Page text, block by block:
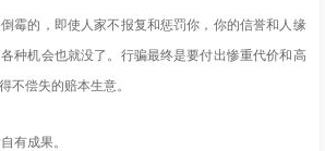
霉的，即使人家不报复和惩罚你，你的信誉和人缘
种机会也就没了。行骗最终是要付出惨重代价和高
不偿失的赔本生意。
有成果。